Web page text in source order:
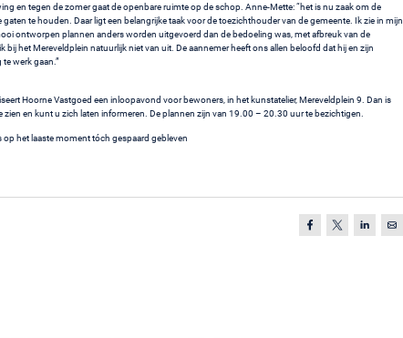
en tegen de zomer gaat de openbare ruimte op de schop. Anne-Mette: “het is nu zaak om de
te houden. Daar ligt een belangrijke taak voor de toezichthouder van de gemeente. Ik zie in mijn
ontworpen plannen anders worden uitgevoerd dan de bedoeling was, met afbreuk van de
bij het Mereveldplein natuurlijk niet van uit. De aannemer heeft ons allen beloofd dat hij en zijn
werk gaan.”
Hoorne Vastgoed een inloopavond voor bewoners, in het kunstatelier, Mereveldplein 9. Dan is
zien en kunt u zich laten informeren. De plannen zijn van 19.00 – 20.30 uur te bezichtigen.
op het laaste moment tóch gespaard gebleven